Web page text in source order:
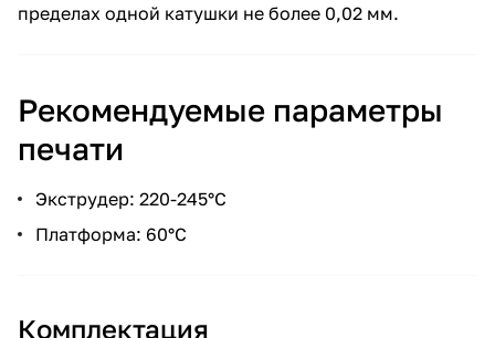
пределах одной катушки не более 0,02 мм.
Рекомендуемые параметры
печати
Экструдер: 220-245°С
Платформа: 60°С
Комплектация